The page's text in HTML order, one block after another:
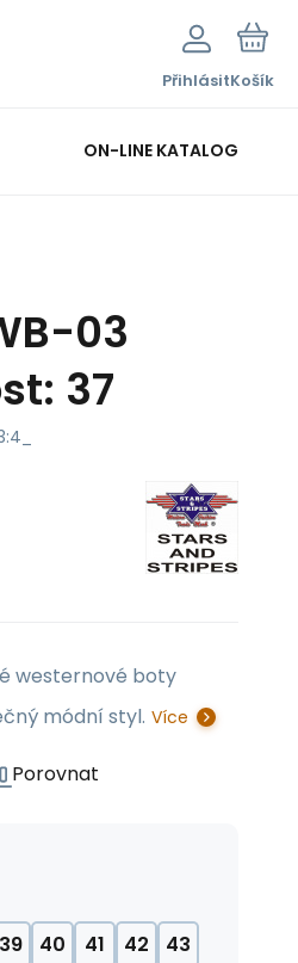
PřihlásitKošík
ON-LINE KATALOG
03
37
westernové boty
módní styl. Více
Porovnat
39 40 41 42
43